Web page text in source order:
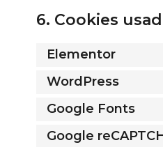
6. Cookies
Elementor
WordPress
Google Fonts
Google